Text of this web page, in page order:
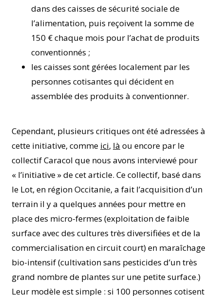
dans des caisses de sécurité sociale de
l’alimentation, puis reçoivent la somme de
150 € chaque mois pour l’achat de produits
conventionnés ;
les caisses sont gérées localement par les
personnes cotisantes qui décident en
assemblée des produits à conventionner.
Cependant, plusieurs critiques ont été adressées à
cette initiative, comme ici, là ou encore par le
collectif Caracol que nous avons interviewé pour
« l’initiative » de cet article. Ce collectif, basé dans
le Lot, en région Occitanie, a fait l’acquisition d’un
terrain il y a quelques années pour mettre en
place des micro-fermes (exploitation de faible
surface avec des cultures très diversifiées et de la
commercialisation en circuit court) en maraîchage
bio-intensif (cultivation sans pesticides d’un très
grand nombre de plantes sur une petite surface.)
Leur modèle est simple : si 100 personnes cotisent